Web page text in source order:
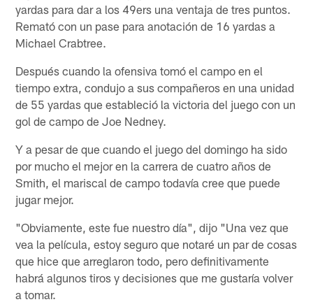
yardas para dar a los 49ers una ventaja de tres puntos.
Remató con un pase para anotación de 16 yardas a
Michael Crabtree.
Después cuando la ofensiva tomó el campo en el
tiempo extra, condujo a sus compañeros en una unidad
de 55 yardas que estableció la victoria del juego con un
gol de campo de Joe Nedney.
Y a pesar de que cuando el juego del domingo ha sido
por mucho el mejor en la carrera de cuatro años de
Smith, el mariscal de campo todavía cree que puede
jugar mejor.
"Obviamente, este fue nuestro día", dijo "Una vez que
vea la película, estoy seguro que notaré un par de cosas
que hice que arreglaron todo, pero definitivamente
habrá algunos tiros y decisiones que me gustaría volver
a tomar.